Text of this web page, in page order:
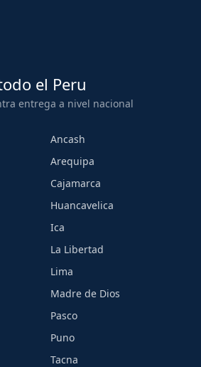
el Peru
entrega a nivel nacional
Ancash
Arequipa
Cajamarca
Huancavelica
Ica
La Libertad
Lima
Madre de Dios
Pasco
Puno
Tacna